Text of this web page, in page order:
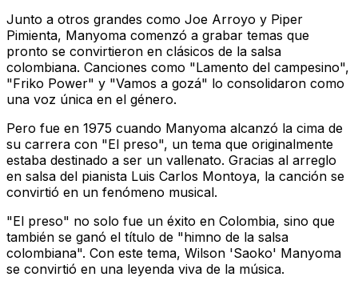
Junto a otros grandes como Joe Arroyo y Piper
Pimienta, Manyoma comenzó a grabar temas que
pronto se convirtieron en clásicos de la salsa
colombiana. Canciones como "Lamento del campesino",
"Friko Power" y "Vamos a gozá" lo consolidaron como
una voz única en el género.
Pero fue en 1975 cuando Manyoma alcanzó la cima de
su carrera con "El preso", un tema que originalmente
estaba destinado a ser un vallenato. Gracias al arreglo
en salsa del pianista Luis Carlos Montoya, la canción se
convirtió en un fenómeno musical.
"El preso" no solo fue un éxito en Colombia, sino que
también se ganó el título de "himno de la salsa
colombiana". Con este tema, Wilson 'Saoko' Manyoma
se convirtió en una leyenda viva de la música.